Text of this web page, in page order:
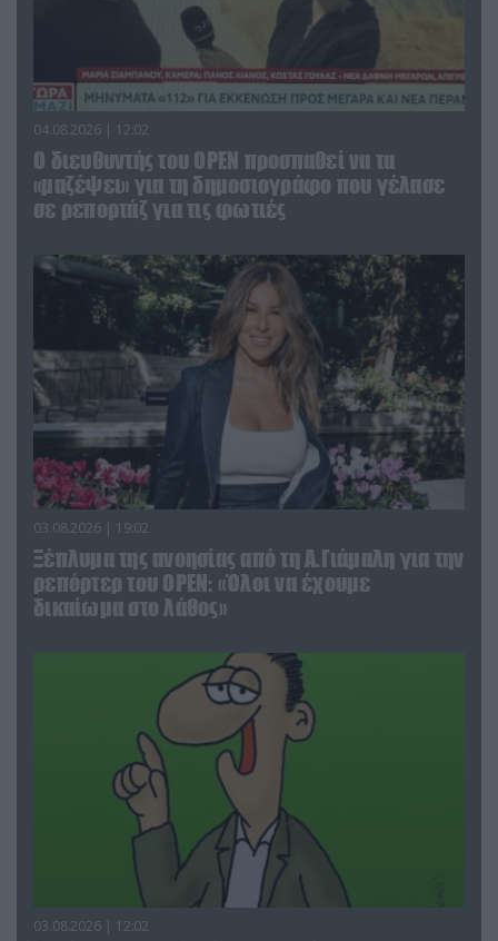
04.08.2026 | 12:02
O διευθυντής του OPEN προσπαθεί να τα
«μαζέψει» για τη δημοσιογράφο που γέλασε
σε ρεπορτάζ για τις φωτιές
03.08.2026 | 19:02
Ξέπλυμα της ανοησίας από τη Α.Γιάμαλη για την
ρεπόρτερ του ΟΡΕΝ: «Όλοι να έχουμε
δικαίωμα στο λάθος»
03.08.2026 | 12:02